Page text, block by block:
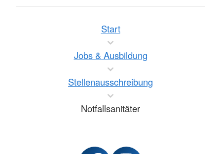
Start
Jobs & Ausbildung
Stellenausschreibung
Notfallsanitäter